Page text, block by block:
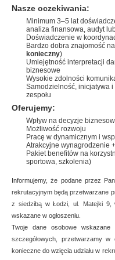
Nasze oczekiwania:
Minimum 3–5 lat
analiza finansowa, audyt
Doświadczenie w
Bardzo dobra znajomość
konieczny)
Umiejętność interpretacji
biznesowe
Wysokie zdolności
Samodzielność, inicjatywa
zespołu
Oferujemy:
Wpływ na decyzje
Możliwość rozwoju
Pracę w dynamicznym i
Atrakcyjne wynagrodzenie
Pakiet benefitów na
sportowa, szkolenia)
Informujemy, że podane przez
rekrutacyjnym będą przetwarzane
z siedzibą w Łodzi, ul. Matejki 9,
wskazane w ogłoszeniu.
Twoje dane osobowe
szczegółowych, przetwarzamy
konieczne do wzięcia udziału w